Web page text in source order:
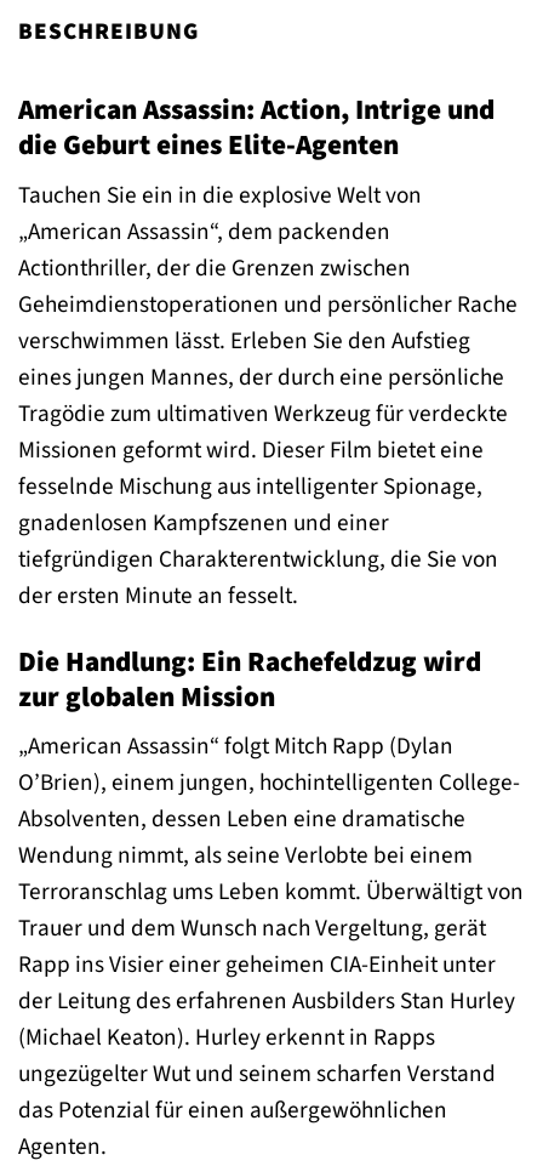
BESCHREIBUNG
American Assassin: Action, Intrige und
die Geburt eines Elite-Agenten
Tauchen Sie ein in die explosive Welt von
„American Assassin“, dem packenden
Actionthriller, der die Grenzen zwischen
Geheimdienstoperationen und persönlicher Rache
verschwimmen lässt. Erleben Sie den Aufstieg
eines jungen Mannes, der durch eine persönliche
Tragödie zum ultimativen Werkzeug für verdeckte
Missionen geformt wird. Dieser Film bietet eine
fesselnde Mischung aus intelligenter Spionage,
gnadenlosen Kampfszenen und einer
tiefgründigen Charakterentwicklung, die Sie von
der ersten Minute an fesselt.
Die Handlung: Ein Rachefeldzug wird
zur globalen Mission
„American Assassin“ folgt Mitch Rapp (Dylan
O’Brien), einem jungen, hochintelligenten College-
Absolventen, dessen Leben eine dramatische
Wendung nimmt, als seine Verlobte bei einem
Terroranschlag ums Leben kommt. Überwältigt von
Trauer und dem Wunsch nach Vergeltung, gerät
Rapp ins Visier einer geheimen CIA-Einheit unter
der Leitung des erfahrenen Ausbilders Stan Hurley
(Michael Keaton). Hurley erkennt in Rapps
ungezügelter Wut und seinem scharfen Verstand
das Potenzial für einen außergewöhnlichen
Agenten.